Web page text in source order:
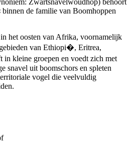
Zwartsnavelwoudhop) behoort
binnen de familie van Boomhoppen
het oosten van Afrika, voornamelijk
van Ethiopi�, Eritrea,
kleine groepen en voedt zich met
snavel uit boomschors en spleten
vogel die veelvuldig